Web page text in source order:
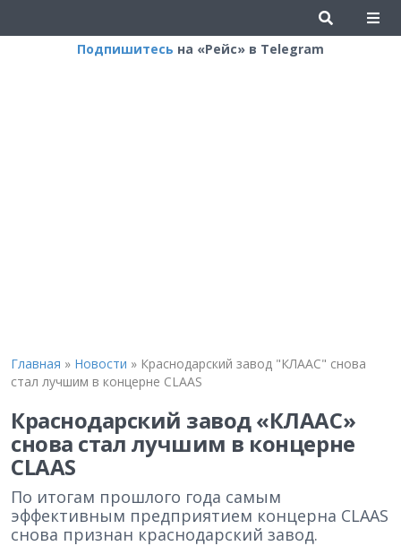
Подпишитесь на «Рейс» в Telegram
Главная » Новости » Краснодарский завод "КЛААС" снова
стал лучшим в концерне CLAAS
Краснодарский завод «КЛААС»
снова стал лучшим в концерне
CLAAS
По итогам прошлого года самым
эффективным предприятием концерна CLAAS
снова признан краснодарский завод.